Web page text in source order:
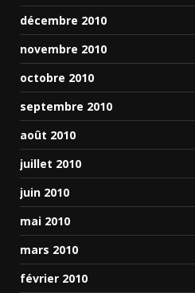
décembre 2010
novembre 2010
octobre 2010
septembre 2010
août 2010
juillet 2010
juin 2010
mai 2010
mars 2010
février 2010